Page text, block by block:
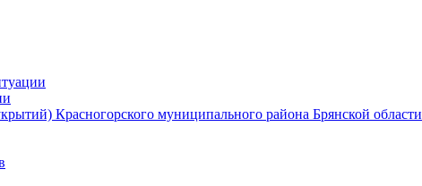
Красногорского муниципального района Брянской области